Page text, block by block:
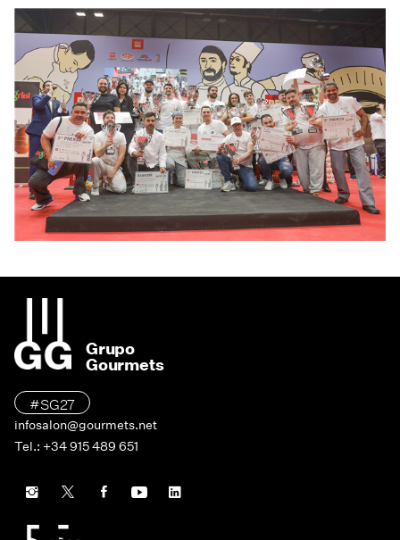
Grupo
Gourmets
#SG27
infosalon@gourmets.net
Tel.: +34 915 489 651